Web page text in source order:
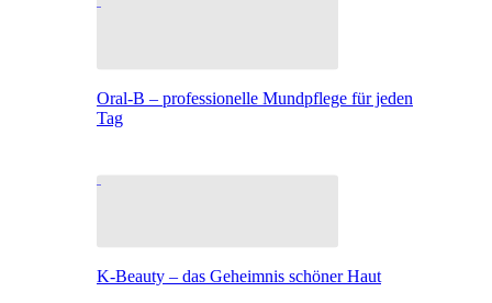
Oral-B – professionelle Mundpflege für jeden
Tag
K-Beauty – das Geheimnis schöner Haut